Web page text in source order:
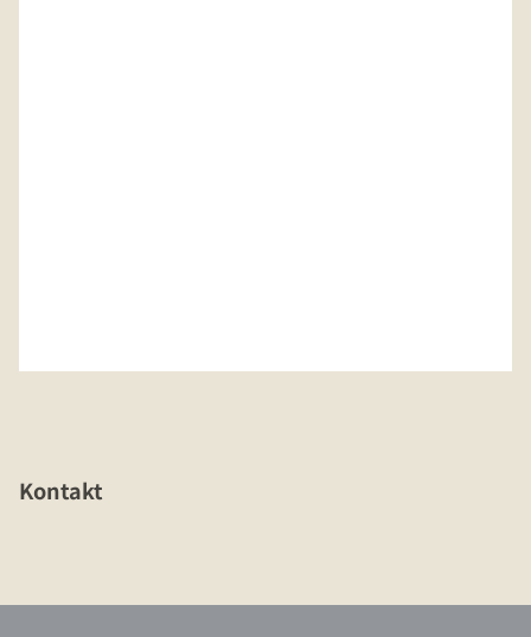
Kontakt